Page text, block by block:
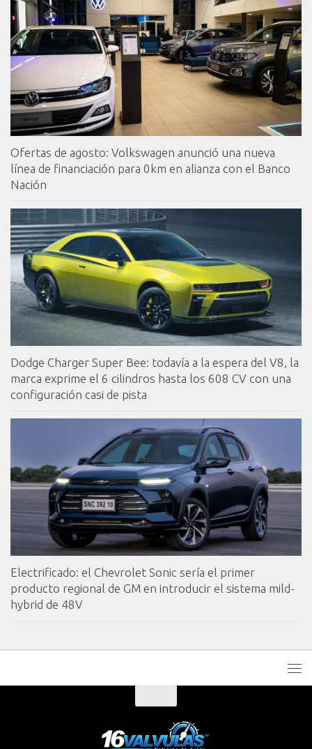
Ofertas de agosto: Volkswagen anunció una nueva
línea de financiación para 0km en alianza con el Banco
Nación
Dodge Charger Super Bee: todavía a la espera del V8, la
marca exprime el 6 cilindros hasta los 608 CV con una
configuración casi de pista
Electrificado: el Chevrolet Sonic sería el primer
producto regional de GM en introducir el sistema mild-
hybrid de 48V